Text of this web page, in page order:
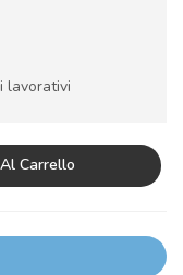
lavorativi
Carrello